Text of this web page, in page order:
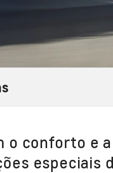
o conforto e
especiais